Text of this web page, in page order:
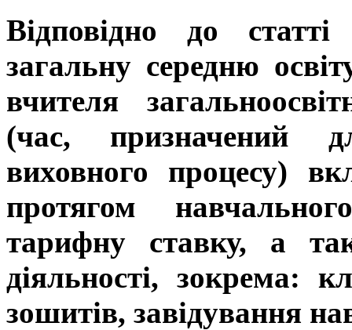
Відповідно до
загальну середню
вчителя
(час, призначений
виховного процесу)
протягом
тарифну ставку, а
діяльності, зокрема:
зошитів, завідування